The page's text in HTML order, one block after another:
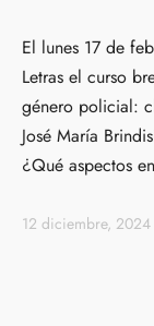
El lunes 17 de
Letras el curso
género policial:
José María
¿Qué aspectos
12 diciembre, 2024